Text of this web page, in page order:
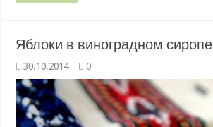
Яблоки в виноградном сиропе
30.10.2014 0